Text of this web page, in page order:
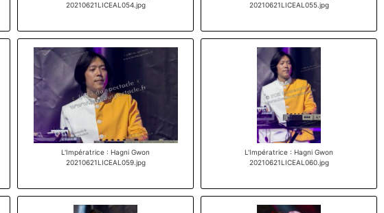
20210621LICEAL054.jpg
20210621LICEAL055.jpg
L'Impératrice : Hagni Gwon
20210621LICEAL059.jpg
L'Impératrice : Hagni Gwon
20210621LICEAL060.jpg